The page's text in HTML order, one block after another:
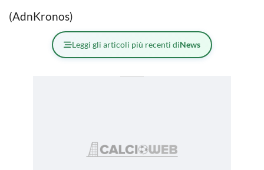
(AdnKronos)
Leggi gli articoli più recenti diNews